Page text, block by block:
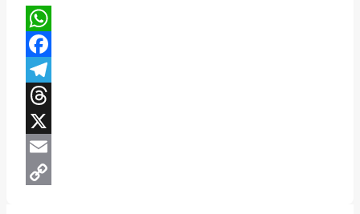
WhatsApp
Facebook
Telegram
Threads
X
Email